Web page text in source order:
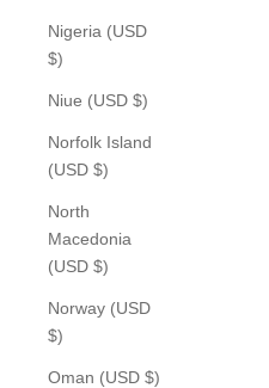
Nigeria (USD
$)
Niue (USD $)
Norfolk Island
(USD $)
North
Macedonia
(USD $)
Norway (USD
$)
Oman (USD $)